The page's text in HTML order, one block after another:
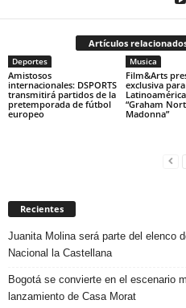
Artículos
Deportes
Amistosos
internacionales: DSPORTS
transmitirá partidos de la
pretemporada de fútbol
europeo
Musica
Film&Arts
exclusiva para
“Graham
Madonna”
Recientes
Juanita Molina será parte del elenco
Nacional la Castellana
Bogotá se convierte en el escenario
lanzamiento de Casa Morat